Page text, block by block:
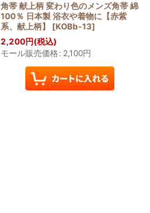
角帯 献上柄 変わり色のメンズ角帯 綿
100％ 日本製 浴衣や着物に【赤紫
系、献上柄】
[KOBb-13]
2,200円(税込)
モール販売価格: 2,100円